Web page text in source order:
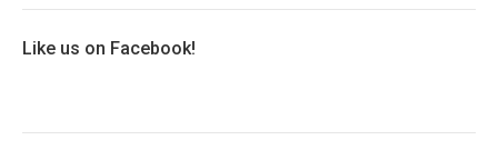
Like us on Facebook!